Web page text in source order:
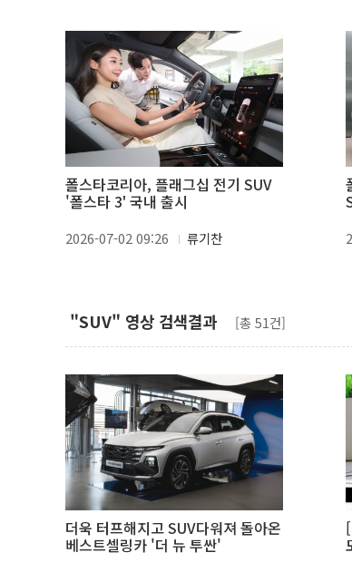
폴스타코리아, 플래그십 전기 SUV
'폴스타 3' 국내 출시
2026-07-02 09:26 류기찬
"SUV" 영상 검색결과 [총 51건]
더욱 터프해지고 SUV다워져 돌아온
베스트셀링카 '더 뉴 투싼'